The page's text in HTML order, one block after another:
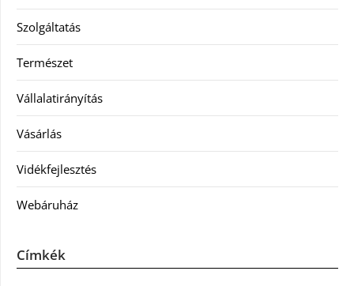
Szolgáltatás
Természet
Vállalatirányítás
Vásárlás
Vidékfejlesztés
Webáruház
Címkék